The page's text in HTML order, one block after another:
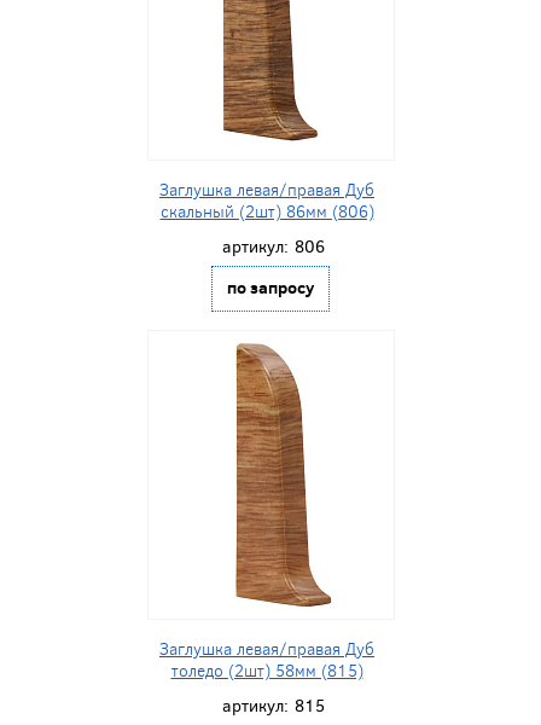
Заглушка левая/правая Дуб
скальный (2шт) 86мм (806)
артикул: 806
по запросу
Заглушка левая/правая Дуб
толедо (2шт) 58мм (815)
артикул: 815